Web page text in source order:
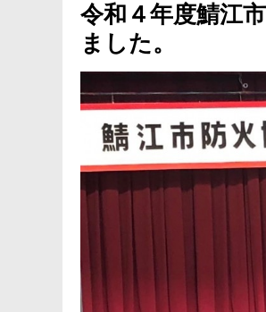
令和４年度鯖江
ました。